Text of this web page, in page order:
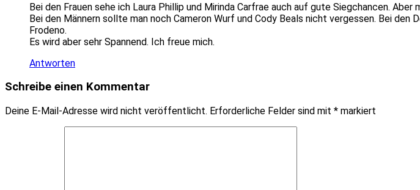
Bei den Frauen sehe ich Laura Phillip und Mirinda Carfrae auch auf gute Siegchancen. Aber
Bei den Männern sollte man noch Cameron Wurf und Cody Beals nicht vergessen. Bei
Frodeno.
Es wird aber sehr Spannend. Ich freue mich.
Antworten
Schreibe einen Kommentar
Deine E-Mail-Adresse wird nicht veröffentlicht. Erforderliche Felder sind mit * markiert